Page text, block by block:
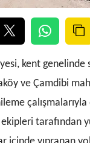
kent genelinde
ve Çamdibi
tarafından